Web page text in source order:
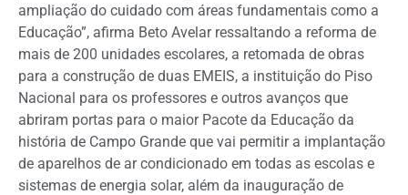
ampliação do cuidado com áreas fundamentais como a
Educação”, afirma Beto Avelar ressaltando a reforma de
mais de 200 unidades escolares, a retomada de obras
para a construção de duas EMEIS, a instituição do Piso
Nacional para os professores e outros avanços que
abriram portas para o maior Pacote da Educação da
história de Campo Grande que vai permitir a implantação
de aparelhos de ar condicionado em todas as escolas e
sistemas de energia solar, além da inauguração de